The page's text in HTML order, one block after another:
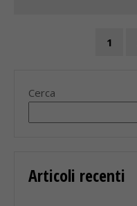
1
Cerca
Articoli recenti